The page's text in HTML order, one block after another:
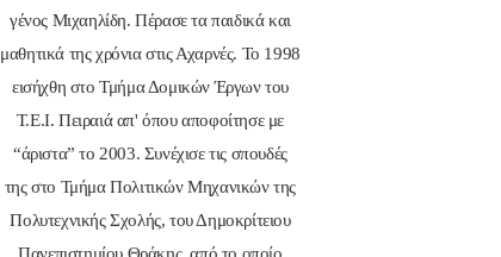
γένος Μιχαηλίδη. Πέρασε τα παιδικά και
μαθητικά της χρόνια στις Αχαρνές. Το 1998
εισήχθη στο Τμήμα Δομικών Έργων του
Τ.Ε.Ι. Πειραιά απ' όπου αποφοίτησε με
“άριστα” το 2003. Συνέχισε τις σπουδές
της στο Τμήμα Πολιτικών Μηχανικών της
Πολυτεχνικής Σχολής, του Δημοκρίτειου
Πανεπιστημίου Θράκης, από το οποίο